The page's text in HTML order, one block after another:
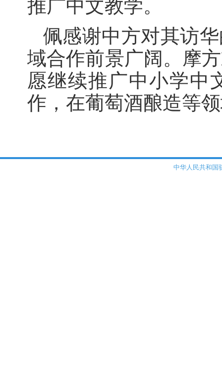
推广中文教学。
佩感谢中方对其访
域合作前景广阔。摩
愿继续推广中小学中
作，在葡萄酒酿造等
中华人民共和国